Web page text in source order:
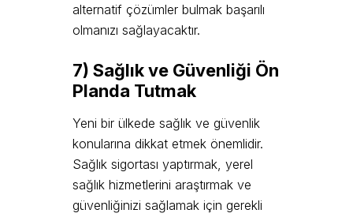
alternatif çözümler bulmak başarılı
olmanızı sağlayacaktır.
7) Sağlık ve Güvenliği Ön
Planda Tutmak
Yeni bir ülkede sağlık ve güvenlik
konularına dikkat etmek önemlidir.
Sağlık sigortası yaptırmak, yerel
sağlık hizmetlerini araştırmak ve
güvenliğinizi sağlamak için gerekli